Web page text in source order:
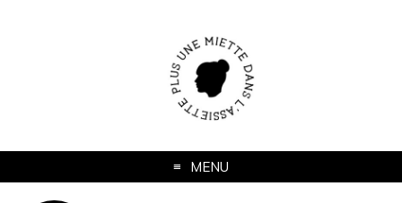
MENU